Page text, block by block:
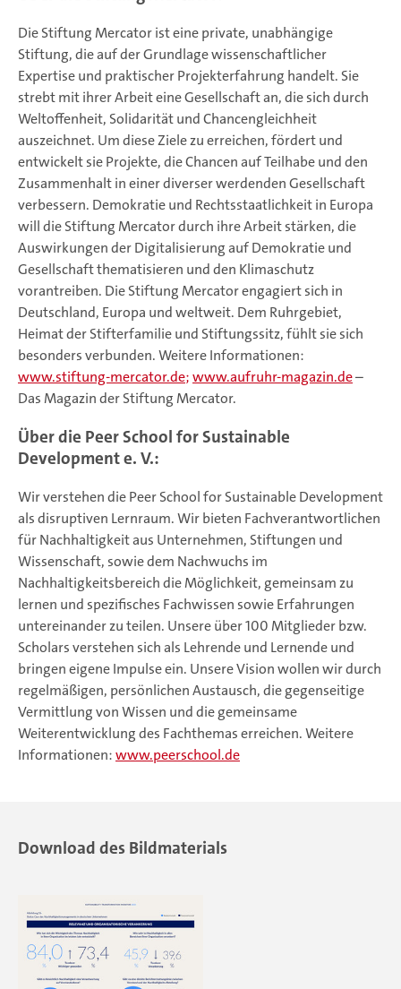
Die Stiftung Mercator ist eine private, unabhängige
Stiftung, die auf der Grundlage wissenschaftlicher
Expertise und praktischer Projekterfahrung handelt. Sie
strebt mit ihrer Arbeit eine Gesellschaft an, die sich durch
Weltoffenheit, Solidarität und Chancengleichheit
auszeichnet. Um diese Ziele zu erreichen, fördert und
entwickelt sie Projekte, die Chancen auf Teilhabe und den
Zusammenhalt in einer diverser werdenden Gesellschaft
verbessern. Demokratie und Rechtsstaatlichkeit in Europa
will die Stiftung Mercator durch ihre Arbeit stärken, die
Auswirkungen der Digitalisierung auf Demokratie und
Gesellschaft thematisieren und den Klimaschutz
vorantreiben. Die Stiftung Mercator engagiert sich in
Deutschland, Europa und weltweit. Dem Ruhrgebiet,
Heimat der Stifterfamilie und Stiftungssitz, fühlt sie sich
besonders verbunden. Weitere Informationen:
www.stiftung-mercator.de;www.aufruhr-magazin.de–
Das Magazin der Stiftung Mercator.
Über die Peer School for Sustainable
Development e. V.:
Wir verstehen die Peer School for Sustainable Development
als disruptiven Lernraum. Wir bieten Fachverantwortlichen
für Nachhaltigkeit aus Unternehmen, Stiftungen und
Wissenschaft, sowie dem Nachwuchs im
Nachhaltigkeitsbereich die Möglichkeit, gemeinsam zu
lernen und spezifisches Fachwissen sowie Erfahrungen
untereinander zu teilen. Unsere über 100 Mitglieder bzw.
Scholars verstehen sich als Lehrende und Lernende und
bringen eigene Impulse ein. Unsere Vision wollen wir durch
regelmäßigen, persönlichen Austausch, die gegenseitige
Vermittlung von Wissen und die gemeinsame
Weiterentwicklung des Fachthemas erreichen. Weitere
Informationen:www.peerschool.de
Download des Bildmaterials